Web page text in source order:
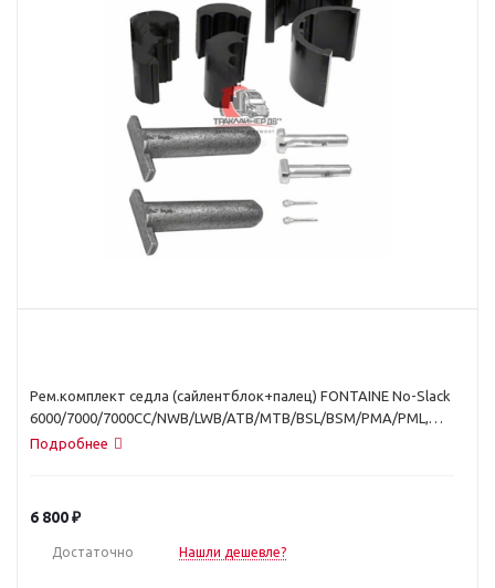
Рем.комплект седла (сайлентблок+палец) FONTAINE No-Slack
6000/7000/7000CC/NWB/LWB/ATB/MTB/BSL/BSM/PMA/PML,
KP141
Подробнее
6 800₽
Достаточно Нашли дешевле?